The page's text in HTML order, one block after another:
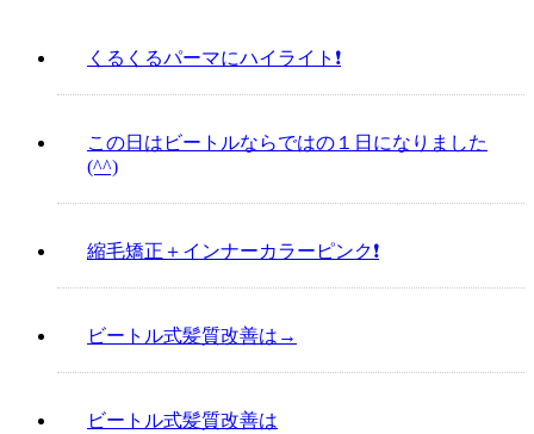
くるくるパーマにハイライト❗️
この日はビートルならではの１日になりました
(^^)
縮毛矯正＋インナーカラーピンク❗️
ビートル式髪質改善は→
ビートル式髪質改善は